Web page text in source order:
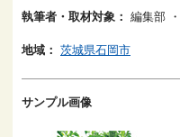
執筆者・取材対象： 編集部 ・
地域： 茨城県石岡市
サンプル画像